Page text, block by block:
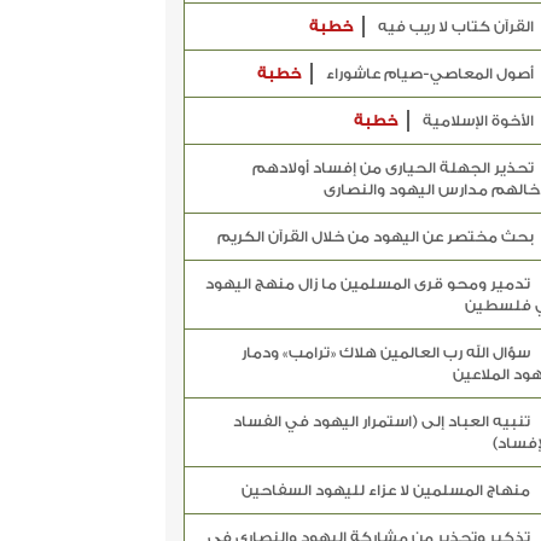
القرآن كتاب لا ريب فيه خطبة
أصول المعاصي-صيام عاشوراء خطبة
الأخوة الإسلامية خطبة
تحذير الجهلة الحيارى من إفساد أولادهم
مدارس اليهود والنصارى
بحث مختصر عن اليهود من خلال القرآن الكريم
تدمير ومحو قرى المسلمين ما زال منهج اليهود
فلسطين
سؤال الله رب العالمين هلاك «ترامب» ودمار
الملاعين
تنبيه العباد إلى (استمرار اليهود في الفساد
منهاج المسلمين لا عزاء لليهود السفاحين
تذكير وتحذير من مشاركة اليهود والنصارى في